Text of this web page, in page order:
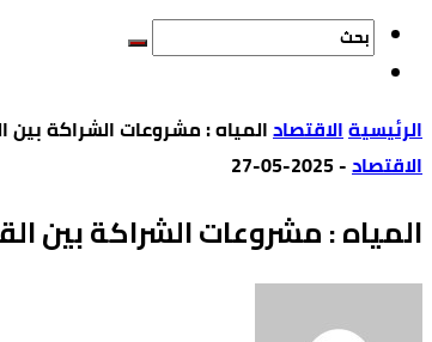
‫الرئيسية‬الاقتصادالمياه : مشروعات الشراكة بين
الاقتصاد-
2025-05-27
المياه : مشروعات الشراكة بين